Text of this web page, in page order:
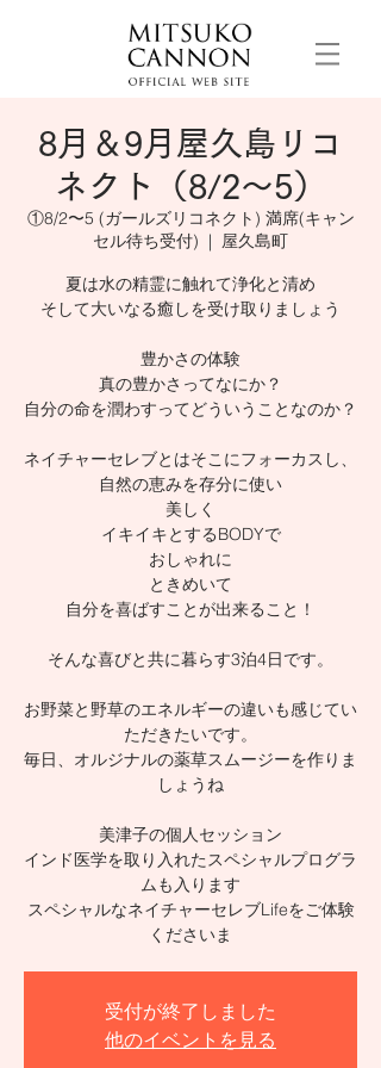
8月＆9月屋久島リコ
ネクト（8/2〜5）
①8/2〜5 (ガールズリコネクト) 満席(キャン
セル待ち受付)
  |
屋久島町
夏は水の精霊に触れて浄化と清め
そして大いなる癒しを受け取りましょう
豊かさの体験
真の豊かさってなにか？
自分の命を潤わすってどういうことなのか？
ネイチャーセレブとはそこにフォーカスし、
自然の恵みを存分に使い
美しく
イキイキとするBODYで
おしゃれに
ときめいて
自分を喜ばすことが出来ること！
そんな喜びと共に暮らす3泊4日です。
お野菜と野草のエネルギーの違いも感じてい
ただきたいです。
毎日、オルジナルの薬草スムージーを作りま
しょうね
美津子の個人セッション
インド医学を取り入れたスペシャルプログラ
ムも入ります
スペシャルなネイチャーセレブLifeをご体験
くださいま
受付が終了しました
他のイベントを見る